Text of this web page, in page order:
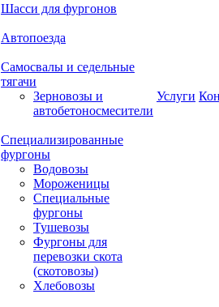
Шасси для фургонов
Автопоезда
Самосвалы и седельные
тягачи
Зерновозы и
автобетоносмесители
Специализированные
фургоны
Водовозы
Мороженицы
Специальные
фургоны
Тушевозы
Фургоны для
перевозки скота
(скотовозы)
Хлебовозы
Услуги